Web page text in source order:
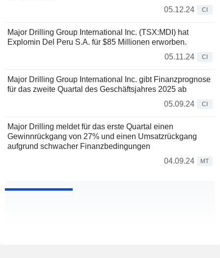
05.12.24
CI
Major Drilling Group International Inc. (TSX:MDI) hat
Explomin Del Peru S.A. für $85 Millionen erworben.
05.11.24
CI
Major Drilling Group International Inc. gibt Finanzprognose
für das zweite Quartal des Geschäftsjahres 2025 ab
05.09.24
CI
Major Drilling meldet für das erste Quartal einen
Gewinnrückgang von 27% und einen Umsatzrückgang
aufgrund schwacher Finanzbedingungen
04.09.24
MT